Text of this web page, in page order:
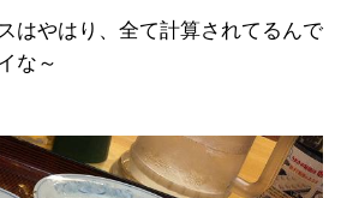
はやはり、全て計算されてるんで
な～